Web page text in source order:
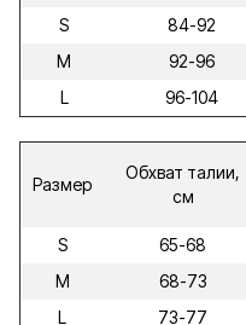
S 84-92
M
92-96
L
96-104
Размер
Обхват талии,
см
S
65-68
M
68-73
L
73-77